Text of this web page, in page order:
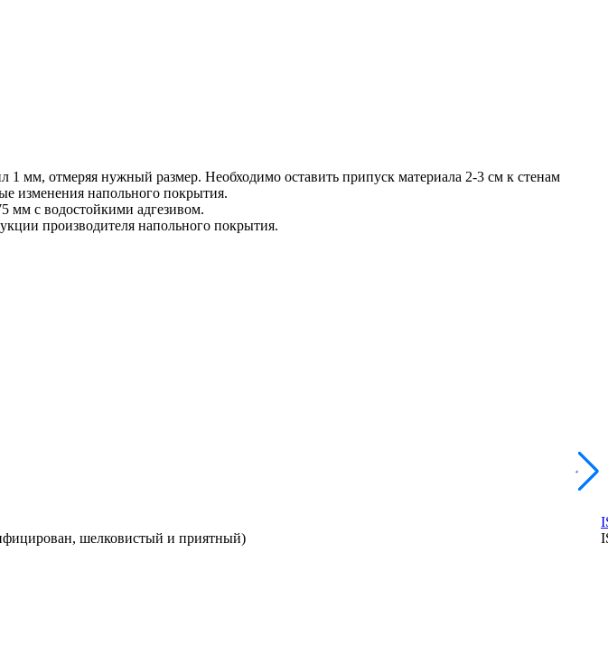
мм, отмеряя нужный размер. Необходимо оставить припуск материала 2-3 см к стенам
изменения напольного покрытия.
мм с водостойкими адгезивом.
производителя напольного покрытия.
шелковистый и приятный)